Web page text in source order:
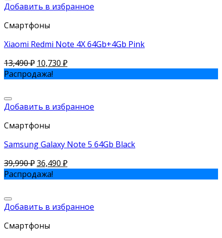
Добавить в избранное
Смартфоны
Xiaomi Redmi Note 4X 64Gb+4Gb Pink
13,490₽ 10,730 ₽
Распродажа!
Добавить в избранное
Смартфоны
Samsung Galaxy Note 5 64Gb Black
39,990₽36,490 ₽
Распродажа!
Добавить в избранное
Смартфоны